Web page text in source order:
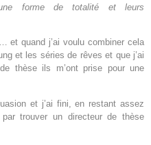
forme de totalité et leurs
et quand j’ai voulu combiner cela
et les séries de rêves et que j’ai
thèse ils m’ont prise pour une
et j’ai fini, en restant assez
trouver un directeur de thèse